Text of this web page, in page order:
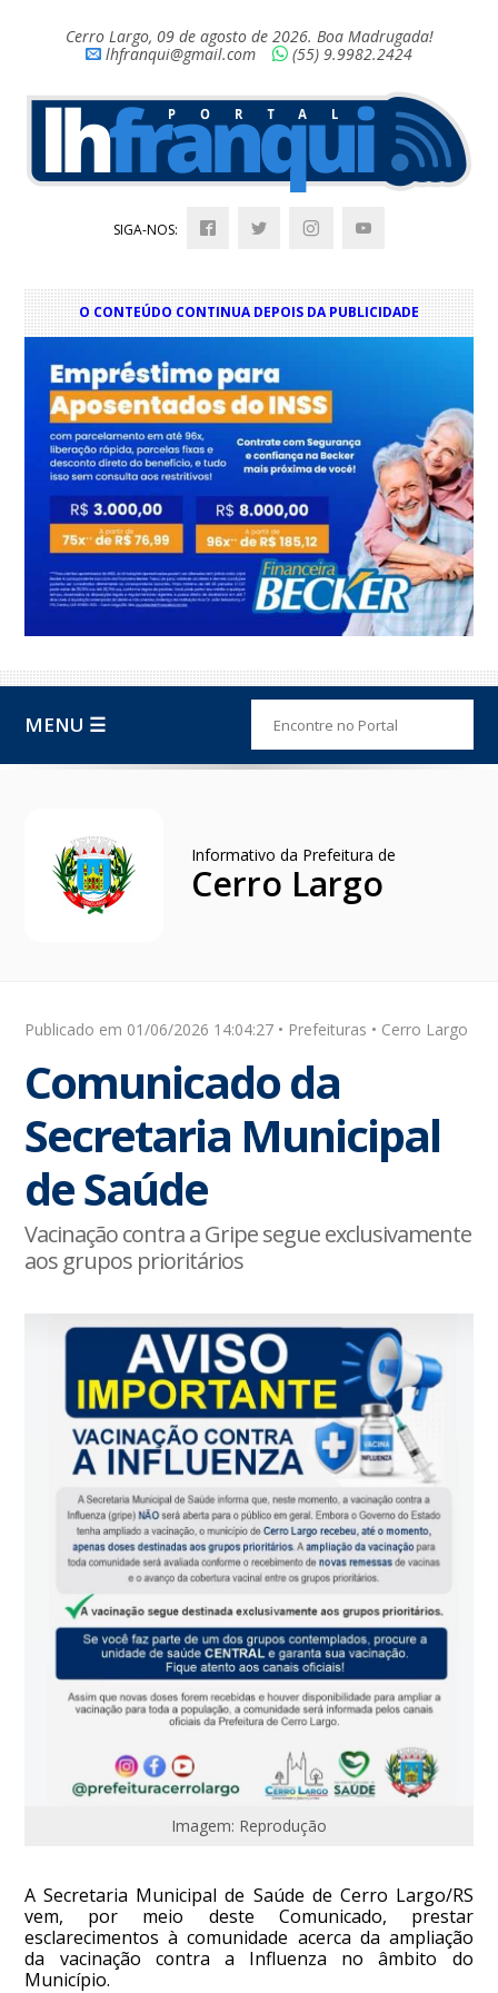
Cerro Largo, 09 de agosto de 2026. Boa Madrugada!
lhfranqui@gmail.com
(55) 9.9982.2424
SIGA-NOS:
O CONTEÚDO CONTINUA DEPOIS DA PUBLICIDADE
MENU ☰
Informativo da Prefeitura de
Cerro Largo
Publicado em 01/06/2026 14:04:27 • Prefeituras • Cerro Largo
Comunicado da
Secretaria Municipal
de Saúde
Vacinação contra a Gripe segue exclusivamente
aos grupos prioritários
Imagem: Reprodução
A Secretaria Municipal de Saúde de Cerro Largo/RS
vem, por meio deste Comunicado, prestar
esclarecimentos à comunidade acerca da ampliação
da vacinação contra a Influenza no âmbito do
Município.